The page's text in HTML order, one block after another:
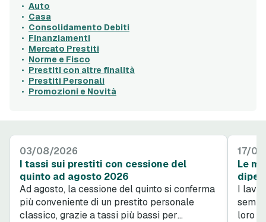
Auto
Casa
Consolidamento Debiti
Finanziamenti
Mercato Prestiti
Norme e Fisco
Prestiti con altre finalità
Prestiti Personali
Promozioni e Novità
03/08/2026
I tassi sui prestiti con cessione del
quinto ad agosto 2026
Ad agosto, la cessione del quinto si conferma
più conveniente di un prestito personale
classico, grazie a tassi più bassi per
17/
Le
I
loro